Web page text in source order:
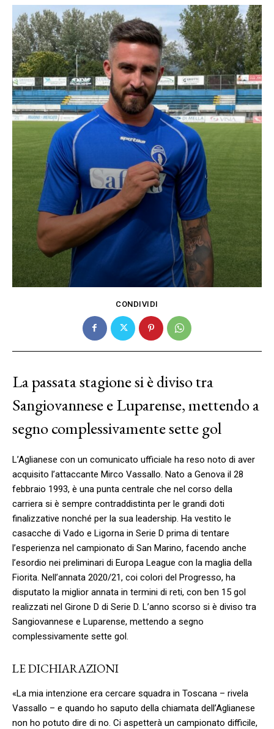
CONDIVIDI
La passata stagione si è diviso tra
Sangiovannese e Luparense, mettendo a
segno complessivamente sette gol
L’Aglianese con un comunicato ufficiale ha reso noto di aver
acquisito l’attaccante Mirco Vassallo. Nato a Genova il 28
febbraio 1993, è una punta centrale che nel corso della
carriera si è sempre contraddistinta per le grandi doti
finalizzative nonché per la sua leadership. Ha vestito le
casacche di Vado e Ligorna in Serie D prima di tentare
l’esperienza nel campionato di San Marino, facendo anche
l’esordio nei preliminari di Europa League con la maglia della
Fiorita. Nell’annata 2020/21, coi colori del Progresso, ha
disputato la miglior annata in termini di reti, con ben 15 gol
realizzati nel Girone D di Serie D. L’anno scorso si è diviso tra
Sangiovannese e Luparense, mettendo a segno
complessivamente sette gol.
LE DICHIARAZIONI
«La mia intenzione era cercare squadra in Toscana – rivela
Vassallo – e quando ho saputo della chiamata dell’Aglianese
non ho potuto dire di no. Ci aspetterà un campionato difficile,